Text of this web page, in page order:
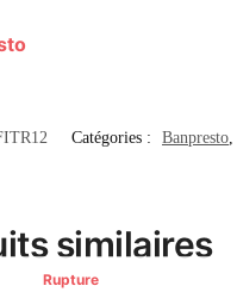
Catégories : Banpresto,
similaires
Rupture